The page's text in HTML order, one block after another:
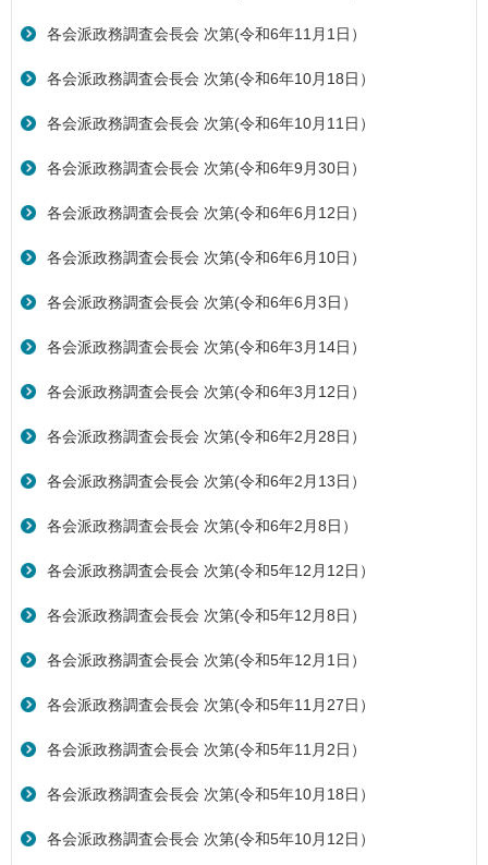
各会派政務調査会長会 次第(令和6年11月1日）
各会派政務調査会長会 次第(令和6年10月18日）
各会派政務調査会長会 次第(令和6年10月11日）
各会派政務調査会長会 次第(令和6年9月30日）
各会派政務調査会長会 次第(令和6年6月12日）
各会派政務調査会長会 次第(令和6年6月10日）
各会派政務調査会長会 次第(令和6年6月3日）
各会派政務調査会長会 次第(令和6年3月14日）
各会派政務調査会長会 次第(令和6年3月12日）
各会派政務調査会長会 次第(令和6年2月28日）
各会派政務調査会長会 次第(令和6年2月13日）
各会派政務調査会長会 次第(令和6年2月8日）
各会派政務調査会長会 次第(令和5年12月12日）
各会派政務調査会長会 次第(令和5年12月8日）
各会派政務調査会長会 次第(令和5年12月1日）
各会派政務調査会長会 次第(令和5年11月27日）
各会派政務調査会長会 次第(令和5年11月2日）
各会派政務調査会長会 次第(令和5年10月18日）
各会派政務調査会長会 次第(令和5年10月12日）